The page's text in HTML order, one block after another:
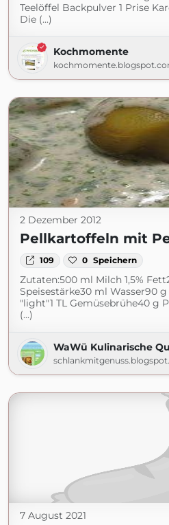
Teelöffel Backpulver 1 Prise
Die (...)
Kochmomente
2 Dezember 2012
Pellkartoffeln mit
109 0 Speichern
Zutaten:500 ml Milch 1,5%
Speisestärke30 ml Wasser90
"light"1 TL Gemüsebrühe40 g
(...)
WaWü Kulinarische
7 August 2021